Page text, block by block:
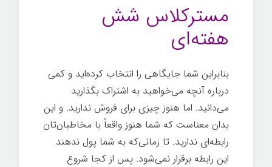
مسترکلاس شش
هفته‌ای
بنابراین شما جایگاهی را انتخاب کرده‌اید و کمی
درباره آنچه می‌خواهید به اشتراک بگذارید
می‌دانید. اما هنوز چیزی برای فروش ندارید. و این
بدان معناست که شما هنوز واقعاً با مخاطبان‌تان
رابطه‌ای ندارید. تا زمانی‌که به شما پول ندهند
این رابطه برقرار نمی‌شود. پس از کجا شروع